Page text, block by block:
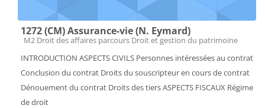
1272 (CM) Assurance-vie (N. Eymard)
Catégorie de cours
M2 Droit des affaires parcours Droit et gestion du patrimoine
INTRODUCTION ASPECTS CIVILS Personnes intéressées au contrat
Conclusion du contrat Droits du souscripteur en cours de contrat
Dénouement du contrat Droits des tiers ASPECTS FISCAUX Régime
de droit